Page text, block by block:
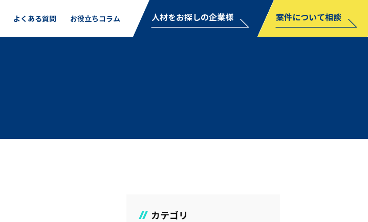
よくある質問 お役立ちコラム 人材をお探しの企業様 案件について相談
カテゴリ